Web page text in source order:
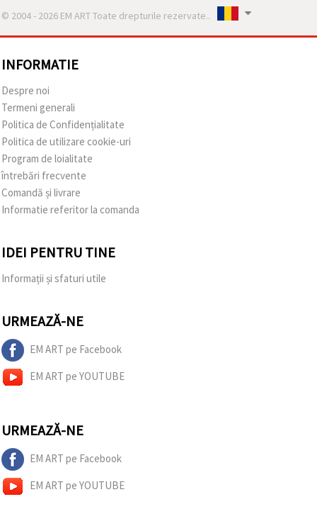
© 2004 - 2026 EM ART Toate drepturile rezervate..
INFORMATIE
Despre noi
Termeni generali
Politica de Confidențialitate
Politica de utilizare cookie-uri
Program de loialitate
întrebări frecvente
Comandă și livrare
Informatie referitor la comanda
IDEI PENTRU TINE
Informații și sfaturi utile
URMEAZĂ-NE
EM ART pe Facebook
EM ART pe YOUTUBE
URMEAZĂ-NE
EM ART pe Facebook
EM ART pe YOUTUBE